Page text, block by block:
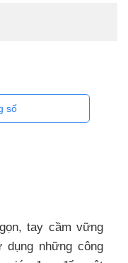
số
tay cầm vững
những công